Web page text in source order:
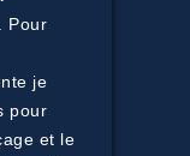
Pour
je
pour
et le